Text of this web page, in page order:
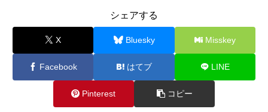
シェアする
X Bluesky Misskey
Facebook はてブ LINE
Pinterest コピー